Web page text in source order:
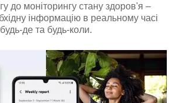
до моніторингу стану здоров'я –
інформацію в реальному часі
будь-де та будь-коли.